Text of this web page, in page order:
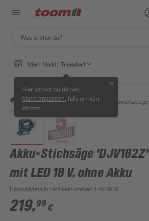
Mein Markt: Troisdorf
Hier kannst du deinen
Markt anpassen , falls er nicht
stimmt.
✕
/ Werkstatt & Maschinen / Elektrowerkzeuge
Akku-Stichsäge 'DJV182Z'
mit LED 18 V, ohne Akku
Produktdetails | Artikelnummer: 1490609
219,99 €